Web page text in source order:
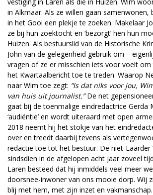
vestiging in Laren als die in Huizen. Wim
in Alkmaar. Als ze willen gaan samenwonen,
in het Gooi een plekje te zoeken. Makelaar
ze bij hun zoektocht en ‘bezorgt’ hen hun
Huizen. Als bestuurslid van de Historische
John van de gelegenheid gebruik om –
vragen of ze er misschien iets voor voelt
het Kwartaalbericht toe te treden. Waarop
naar Wim toe zegt: “Is dat niks voor jou,
van huis uit ­journalist.”De net
gaat bij de toenmalige eindredactrice Gerda
‘audiëntie’ en wordt uiteraard met open
2018 neemt hij het stokje van het
over en treedt daarbij tevens als
redactie toe tot het bestuur. De niet-Laarder
sindsdien in de afgelopen acht jaar zoveel
Laren besteed dat hij inmiddels veel meer
doorsnee-inwoner van ons mooie dorp. Wij
blij met hem, met zijn inzet en